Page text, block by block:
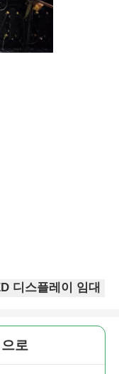
디스플레이 임대
로